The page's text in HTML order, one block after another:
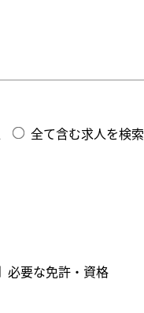
全て含む求人を検索
必要な免許・資格